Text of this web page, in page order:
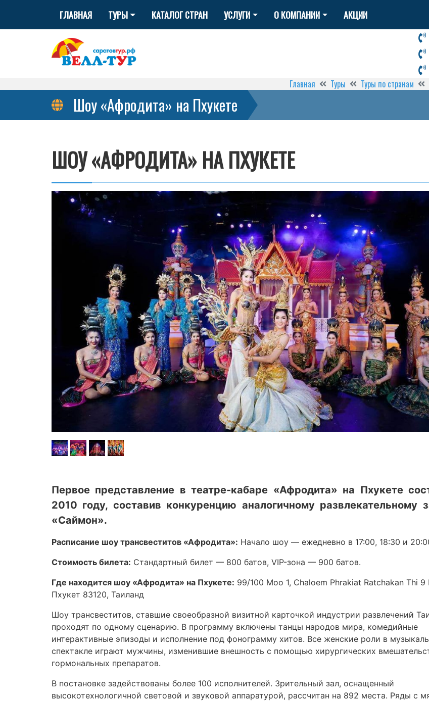
ГЛАВНАЯ ТУРЫ КАТАЛОГ СТРАН УСЛУГИ О КОМПАНИИ АКЦИИ
Главная
Туры Туры по странам
Шоу «Афродита» на Пхукете
ШОУ «АФРОДИТА» НА ПХУКЕТЕ
Первое представление в театре-кабаре «Афродита» на Пхукете
2010 году, составив конкуренцию аналогичному развлекательному
«Саймон».
Расписание шоу трансвеститов «Афродита»: Начало шоу — ежедневно в 17:00, 18:30 и
Стоимость билета: Стандартный билет — 800 батов, VIP-зона — 900 батов.
Где находится шоу «Афродита» на Пхукете: 99/100 Moo 1, Chaloem Phrakiat Ratchakan Thi 9
Пхукет 83120, Таиланд
Шоу трансвеститов, ставшие своеобразной визитной карточкой индустрии развлечений
проходят по одному сценарию. В программу включены танцы народов мира, комедийные
интерактивные эпизоды и исполнение под фонограмму хитов. Все женские роли в
спектакле играют мужчины, изменившие внешность с помощью хирургических
гормональных препаратов.
В постановке задействованы более 100 исполнителей. Зрительный зал, оснащенный
высокотехнологичной световой и звуковой аппаратурой, рассчитан на 892 места. Ряды с